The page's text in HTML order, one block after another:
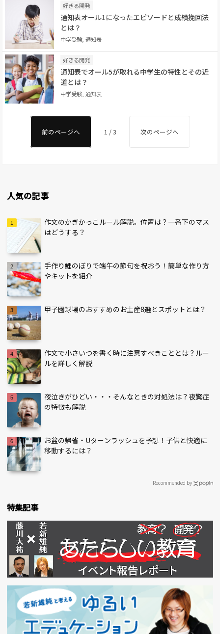
好きる開発
通知表オール1になったエピソードと成績挽回法
とは？
中学受験, 通知表
好きる開発
通知表でオール5が取れる中学生の特性とその近
道とは？
中学受験, 通知表
前のページへ 1 / 3 次のページへ
人気の記事
作文のかぎかっこルール解説。位置は？一番下のマス
はどうする？
手作り鯉のぼりで端午の節句を祝おう！簡単な作り方
やキットを紹介
甲子園球場のおすすめのお土産8選とスポットとは？
作文で小さいつを書く時に注意すべきこととは？ルー
ルを詳しく解説
夜泣きがひどい・・・そんなときの対処法は？夜驚症
の特徴も解説
お盆の帰省・Uターンラッシュを予想！子供と快適に
移動するには？
Recommended by
特集記事